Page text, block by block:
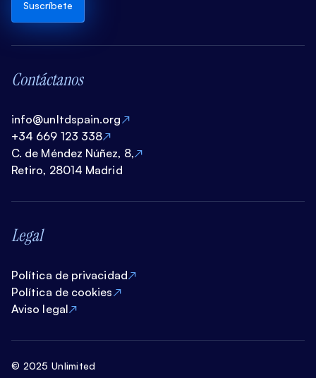
Contáctanos
info@unltdspain.org
+34 669 123 338
C. de Méndez Núñez, 8,
Retiro, 28014 Madrid
Legal
Política de privacidad
Política de cookies
Aviso legal
Suscríbete
© 2025 Unlimited